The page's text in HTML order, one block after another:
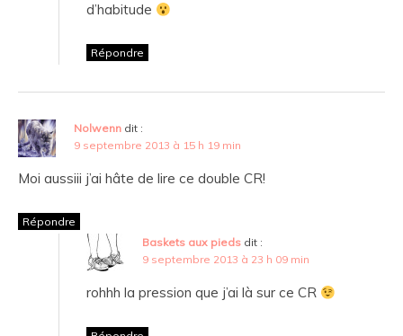
d’habitude
Répondre
Nolwenn dit :
9 septembre 2013 à 15 h 19 min
Moi aussiii j’ai hâte de lire ce double CR!
Répondre
Baskets aux pieds dit :
9 septembre 2013 à 23 h 09 min
rohhh la pression que j’ai là sur ce CR